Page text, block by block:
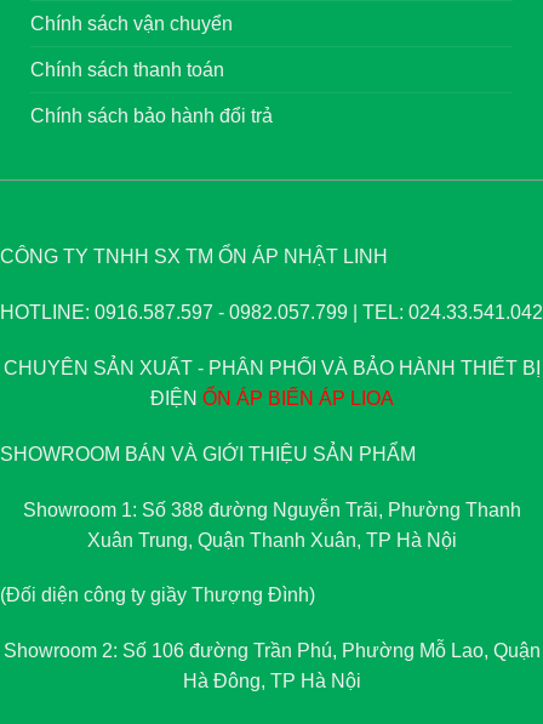
Chính sách vận chuyển
Chính sách thanh toán
Chính sách bảo hành đổi trả
CÔNG TY TNHH SX TM ỔN ÁP NHẬT LINH
HOTLINE: 0916.587.597 - 0982.057.799 | TEL: 024.33.541.042
CHUYÊN SẢN XUẤT - PHÂN PHỐI VÀ BẢO HÀNH THIẾT BỊ
ĐIỆN ỔN ÁP BIẾN ÁP LIOA
SHOWROOM BÁN VÀ GIỚI THIỆU SẢN PHẨM
Showroom 1: Số 388 đường Nguyễn Trãi, Phường Thanh
Xuân Trung, Quận Thanh Xuân, TP Hà Nội
(Đối diện công ty giầy Thượng Đình)
Showroom 2: Số 106 đường Trần Phú, Phường Mỗ Lao, Quận
Hà Đông, TP Hà Nội